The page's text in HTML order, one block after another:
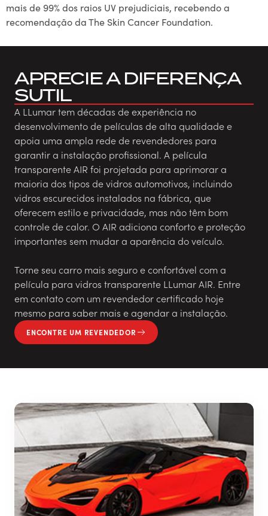
mais de 99% dos raios UV prejudiciais, recebendo a
recomendação da The Skin Cancer Foundation.
APRECIE A DIFERENÇA
SUTIL
A LLumar tem décadas de experiência no
desenvolvimento de películas de alta qualidade e
apoia uma ampla rede de revendedores para
garantir a instalação profissional. A película
transparente AIR foi projetada para aprimorar a
maioria dos tipos de vidros automotivos, incluindo
vidros escurecidos instalados na fábrica, que
oferecem estilo e privacidade, mas não têm bom
controle de calor. O AIR adiciona conforto e proteção
importantes sem mudar a aparência do veículo.
Torne seu carro mais seguro e confortável com a
película para vidros transparente LLumar AIR. Entre
em contato com um revendedor certificado hoje
mesmo para saber mais e agendar a instalação.
ENCONTRE UM REVENDEDOR